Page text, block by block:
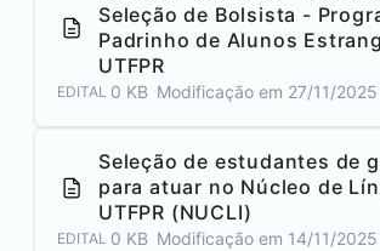
Seleção de Bolsista -
Padrinho de Alunos
UTFPR
EDITAL 0 KB Modificação em 27/11/2025
Seleção de estudantes de
para atuar no Núcleo de
UTFPR (NUCLI)
EDITAL 0 KB Modificação em 14/11/2025